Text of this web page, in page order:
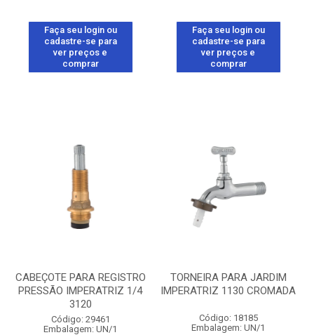
Faça seu login ou
cadastre-se para
ver preços e
comprar
Faça seu login ou
cadastre-se para
ver preços e
comprar
CABEÇOTE PARA REGISTRO
PRESSÃO IMPERATRIZ 1/4
3120
Código: 29461
Embalagem: UN/1
TORNEIRA PARA JARDIM
IMPERATRIZ 1130 CROMADA
Código: 18185
Embalagem: UN/1